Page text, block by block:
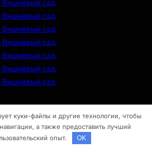
Вишнёвый сад
Вишнёвый сад
Вишнёвый сад
Вишнёвый сад
Вишнёвый сад
Вишнёвый сад
Вишнёвый сад
куки-файлы и другие технологии, чтобы
а также предоставить лучший
опыт.
OK